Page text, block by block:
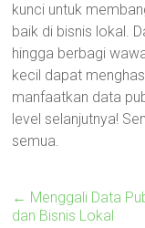
kunci untuk
baik di bisnis lokal.
hingga berbagi
kecil dapat
manfaatkan data
level selanjutnya!
semua.
← Menggali Data
dan Bisnis Lokal